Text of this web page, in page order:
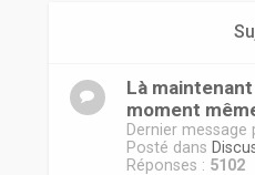
Là
moment
Dernier message
Posté dans
Réponses : 5102